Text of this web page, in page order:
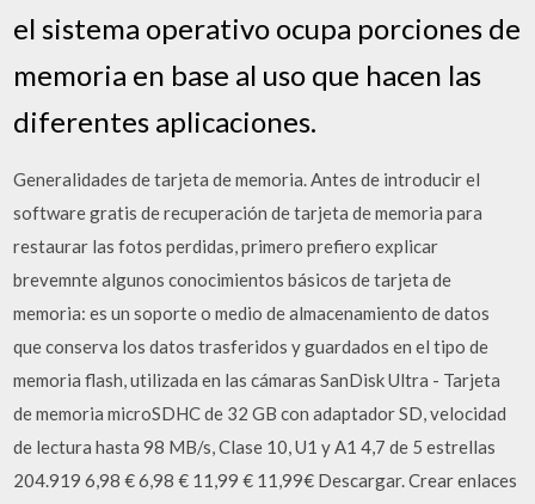
el sistema operativo ocupa porciones de
memoria en base al uso que hacen las
diferentes aplicaciones.
Generalidades de tarjeta de memoria. Antes de introducir el
software gratis de recuperación de tarjeta de memoria para
restaurar las fotos perdidas, primero prefiero explicar
brevemnte algunos conocimientos básicos de tarjeta de
memoria: es un soporte o medio de almacenamiento de datos
que conserva los datos trasferidos y guardados en el tipo de
memoria flash, utilizada en las cámaras SanDisk Ultra - Tarjeta
de memoria microSDHC de 32 GB con adaptador SD, velocidad
de lectura hasta 98 MB/s, Clase 10, U1 y A1 4,7 de 5 estrellas
204.919 6,98 € 6,98 € 11,99 € 11,99€ Descargar. Crear enlaces